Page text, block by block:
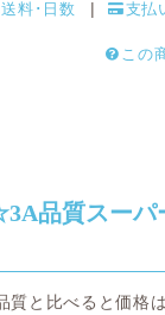
送料･日数 支払
この
品質スーパ
質と比べると価格